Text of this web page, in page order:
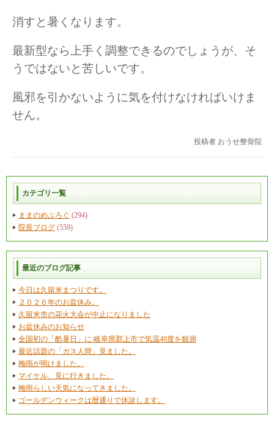
消すと暑くなります。
最新型なら上手く調整できるのでしょうが、そ
うではないと苦しいです。
風邪を引かないように気を付けなければいけま
せん。
投稿者 おうせ整骨院
カテゴリ一覧
ままのめぶろぐ (294)
院長ブログ (559)
最近のブログ記事
今日は久留米まつりです。
２０２６年のお盆休み。
久留米市の花火大会が中止になりました
お盆休みのお知らせ
全国初の「酷暑日」に 岐阜県郡上市で気温40度を観測
最近話題の「ガス人間」見ました。
梅雨が明けました。
マイケル、見に行きました。
梅雨らしい天気になってきました。
ゴールデンウィークは暦通りで休診します。